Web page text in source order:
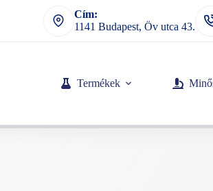
Cím:
1141 Budapest, Öv utca 43.
Termékek